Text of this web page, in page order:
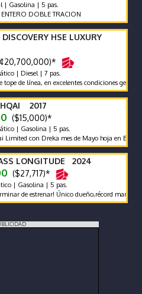
Gasolina | 5 pas.
DOBLE TRACION
HSE LUXURY
| Diesel | 7 pas.
de línea, en excelentes condiciones generales.
2017
($15,000)*
| Gasolina | 5 pas.
con Dreka mes de Mayo hoja en Blanco
LONGITUDE 2024
($27,717)*
| Gasolina | 5 pas.
de estrenar! Único dueño,récord mant